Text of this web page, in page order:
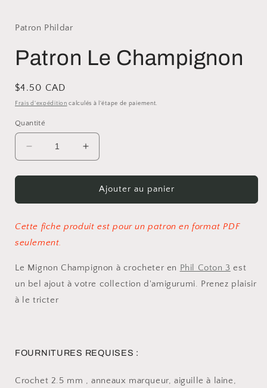
Patron Phildar
Patron Le Champignon
Prix
habituel
$4.50 CAD
Frais d'expédition calculés à l'étape de paiement.
Quantité
Réduire
la
quantité
Patron
Champignon
Augmenter
la
quantité
Patron
Champignon
Ajouter au panier
Cette fiche produit est pour un patron en format PDF
seulement.
Le Mignon Champignon à crocheter en Phil Coton 3 est
un bel ajout à votre collection d'amigurumi. Prenez plaisir
à le tricter
FOURNITURES REQUISES :
Crochet 2.5 mm , anneaux marqueur, aiguille à laine,